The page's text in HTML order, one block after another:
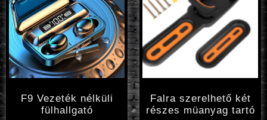
F9 Vezeték nélküli
fülhallgató
Falra szerelhető két
részes müanyag tartó